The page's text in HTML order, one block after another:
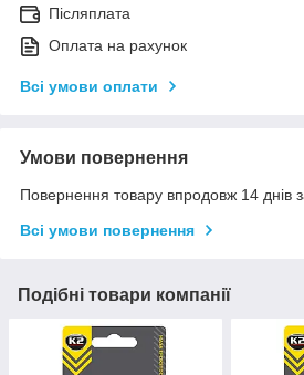
Післяплата
Оплата на рахунок
Всі умови оплати
Умови повернення
Повернення товару впродовж 14 днів
Всі умови повернення
Подібні товари компанії